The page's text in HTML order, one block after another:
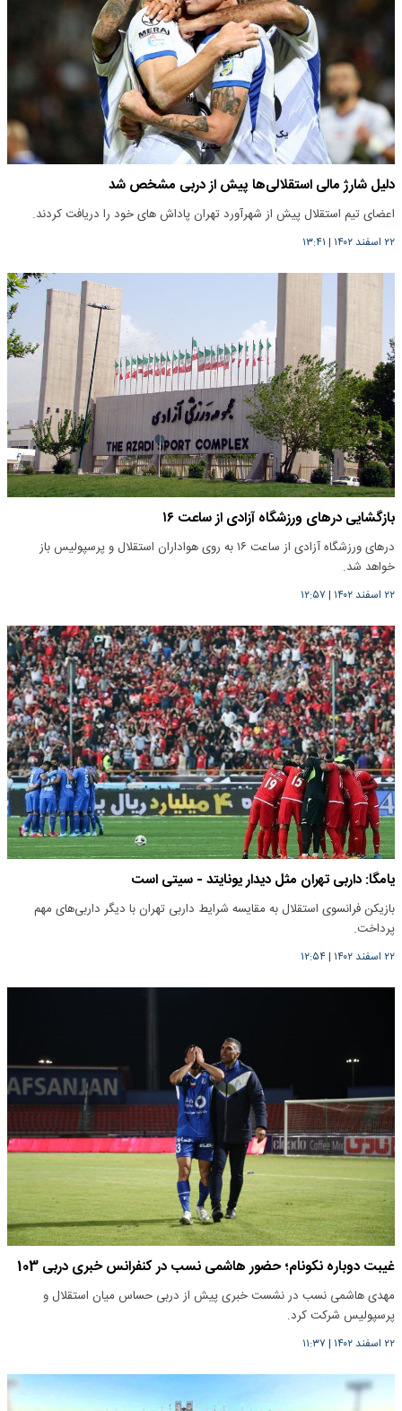
دلیل شارژ مالی استقلالی‌ها پیش از دربی مشخص شد
اعضای تیم استقلال پیش از شهرآورد تهران پاداش های خود را دریافت کردند.
۲۲ اسفند ۱۴۰۲ | ۱۳:۴۱
بازگشایی درهای ورزشگاه آزادی از ساعت ۱۶
درهای ورزشگاه‌ آزادی از ساعت ۱۶ به روی هواداران استقلال و پرسپولیس باز
خواهد شد.
۲۲ اسفند ۱۴۰۲ | ۱۲:۵۷
یامگا: داربی تهران مثل دیدار یونایتد - سیتی است
بازیکن فرانسوی استقلال به مقایسه شرایط داربی تهران با دیگر داربی‌های مهم
پرداخت.
۲۲ اسفند ۱۴۰۲ |۱۲:۵۴
غیبت دوباره نکونام؛ حضور هاشمی نسب در کنفرانس خبری دربی 103
مهدی هاشمی نسب در نشست خبری پیش از دربی حساس میان استقلال و
پرسپولیس شرکت کرد.
۲۲ اسفند ۱۴۰۲ | ۱۱:۳۷